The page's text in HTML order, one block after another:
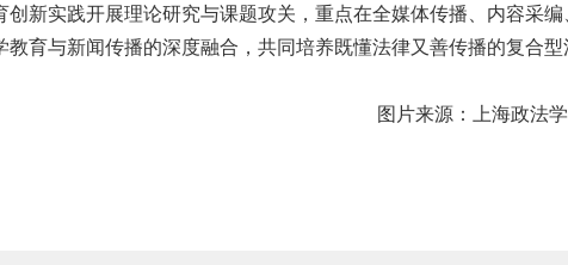
新实践开展理论研究与课题攻关，重点在全媒体传播、内容采编
育与新闻传播的深度融合，共同培养既懂法律又善传播的复合型
图片来源：上海政法